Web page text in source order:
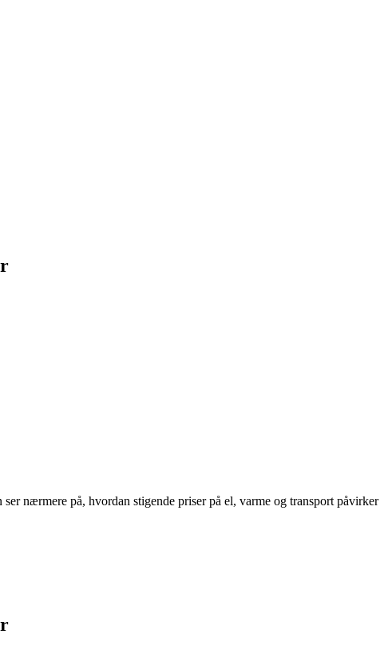
nærmere på, hvordan stigende priser på el, varme og transport påvirker